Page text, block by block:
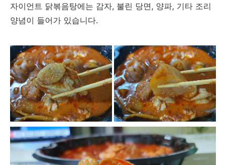
자이언트 닭볶음탕에는 감자, 불린 당면, 양파, 기타 조리
양념이 들어가 있습니다.